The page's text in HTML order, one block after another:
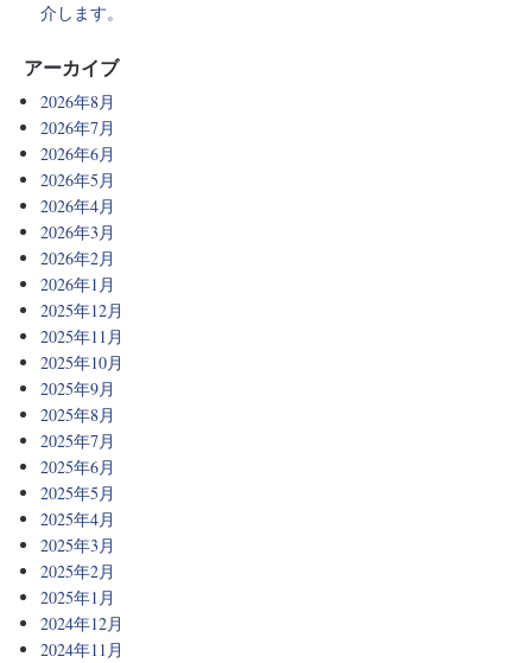
介します。
アーカイブ
2026年8月
2026年7月
2026年6月
2026年5月
2026年4月
2026年3月
2026年2月
2026年1月
2025年12月
2025年11月
2025年10月
2025年9月
2025年8月
2025年7月
2025年6月
2025年5月
2025年4月
2025年3月
2025年2月
2025年1月
2024年12月
2024年11月